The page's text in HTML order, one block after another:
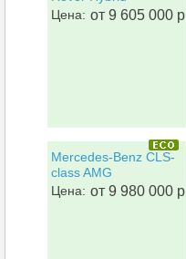
от 9 605 000 р
Цена:
Mercedes-Benz CLS-
class AMG
от 9 980 000 р
Цена: